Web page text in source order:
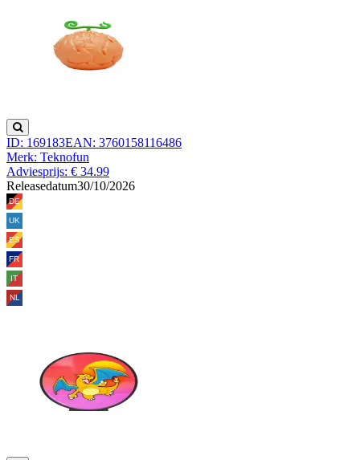
ID: 169183EAN: 3760158116486
Merk: Teknofun
Adviesprijs: € 34.99
Releasedatum30/10/2026